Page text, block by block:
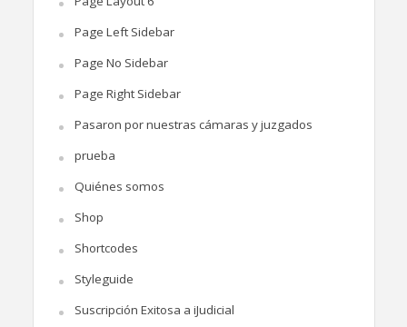
Page Left Sidebar
Page No Sidebar
Page Right Sidebar
Pasaron por nuestras cámaras y juzgados
prueba
Quiénes somos
Shop
Shortcodes
Styleguide
Suscripción Exitosa a iJudicial